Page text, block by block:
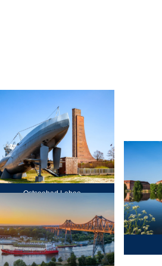
Ostseebad Laboe